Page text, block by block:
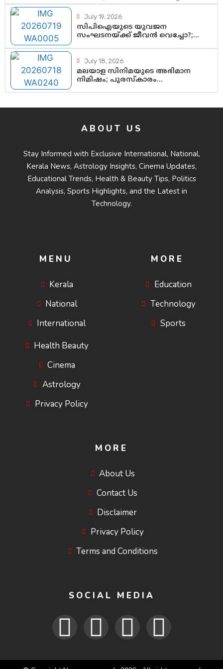
തിരിച്ചുവരവ്; ഗോൾവേട്ടയിൽ
മെസ്സിയെ മറികടന്ന് എംബാപ്പെ
July 19, 2026
സിപിഐയുടെ യുവജന
സംഘടനയ്ക്ക് ജീവൻ വെച്ചോ?;
July 18, 2026
മലയാള സിനിമയുടെ അഭിമാന
നിമിഷം; പുരസ്‌കാരം
ABOUT US
Stay Informed with Exclusive International, National,
Kerala News, Astrology Insights, Cinema Updates,
Educational Trends, Health & Beauty Tips, Politics
Analysis, Sports Highlights, and the Latest in
Technology.
MENU
Kerala
National
International
Health Beauty
Cinema
Astrology
Privacy Policy
MORE
Education
Technology
Sports
MORE
About Us
Contact Us
Disclaimer
Privacy Policy
Terms and Conditions
SOCIAL MEDIA